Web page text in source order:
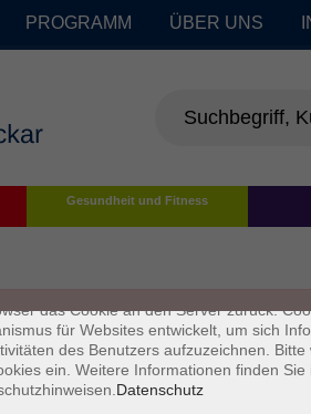
PROGRAMM ÜBER UNS
Gesundheit und Fitness
sind kleine Datenmengen, die von einer
das Cookie an den Server zurück.
für Websites entwickelt, um sich
des Benutzers aufzuzeichnen.
ein. Weitere Informationen finden Sie
Datenschutz